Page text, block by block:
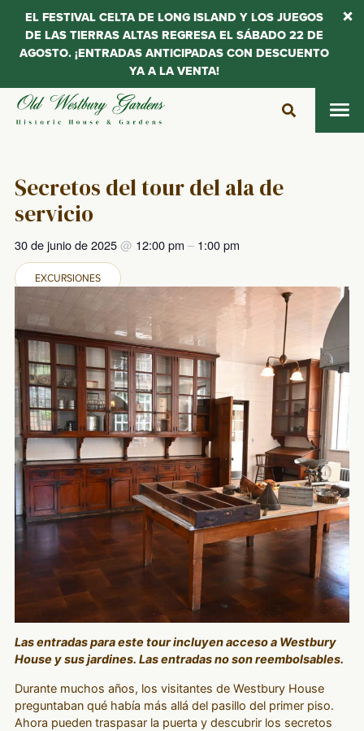
Saltar
Secretos del tour del ala de
servicio
30 de junio de 2025@ 12:00 pm – 1:00 pm
EXCURSIONES
Las entradas para este tour incluyen acceso a Westbury
House y sus jardines. Las entradas no son reembolsables.
Durante muchos años, los visitantes de Westbury House
preguntaban qué había más allá del pasillo del primer piso.
Ahora pueden traspasar la puerta y descubrir los secretos
EL FESTIVAL CELTA DE LONG ISLAND Y LOS JUEGOS
DE LAS TIERRAS ALTAS REGRESA EL SÁBADO 22 DE
AGOSTO. ¡ENTRADAS ANTICIPADAS CON DESCUENTO
YA A LA VENTA!